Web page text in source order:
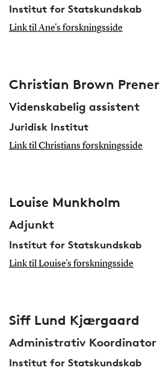
Institut for Statskundskab
Link til Ane's forskningsside
Christian Brown Prener
Videnskabelig assistent
Juridisk Institut
Link til Christians forskningsside
Louise Munkholm
Adjunkt
Institut for Statskundskab
Link til Louise's forskningsside
Siff Lund Kjærgaard
Administrativ Koordinator
Institut for Statskundskab